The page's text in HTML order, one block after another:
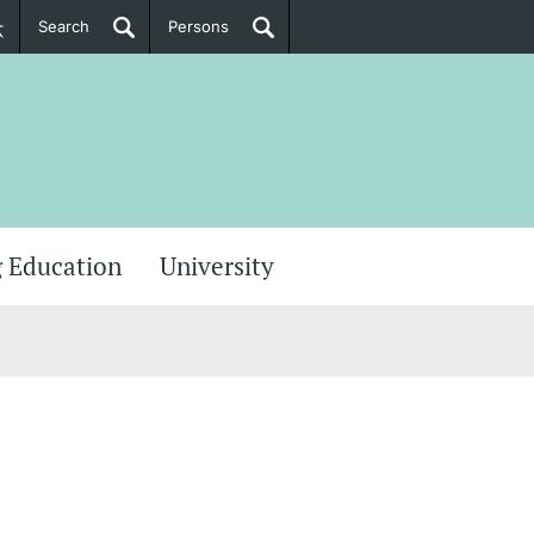
Search Persons
University